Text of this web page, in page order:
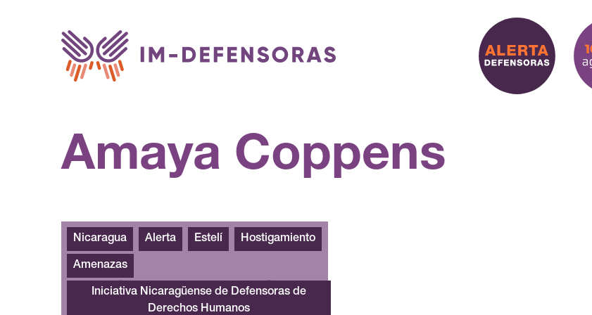
Amaya Coppens
Nicaragua Alerta Estelí Hostigamiento
Amenazas
Iniciativa Nicaragüense de Defensoras de
Derechos Humanos